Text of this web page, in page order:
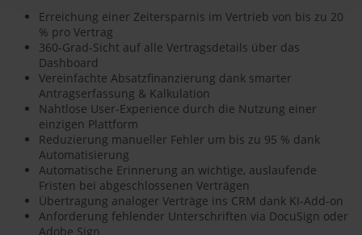
Erreichung einer Zeitersparnis im Vertrieb von bis zu 20
% pro Vertrag
360-Grad-Sicht auf alle Vertragsdetails über das
Dashboard
Vereinfachte Absatzfinanzierung dank smarter
Antragserfassung & Kalkulation
Nahtlose User-Experience durch die Nutzung einer
einzigen Plattform
Reduzierung manueller Fehler um bis zu 95 % dank
Automatisierung
Automatische Erinnerung an wichtige, auslaufende
Fristen bei abgeschlossenen Verträgen
Übertragung analoger Verträge ins CRM dank KI-Add-on
Anforderung fehlender Unterschriften via DocuSign oder
Adobe Sign